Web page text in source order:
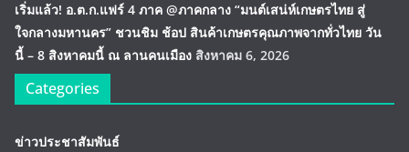
เริ่มแล้ว! อ.ต.ก.แฟร์ 4 ภาค @ภาคกลาง “มนต์เสน่ห์เกษตรไทย สู่
ใจกลางมหานคร” ชวนชิม ช้อป สินค้าเกษตรคุณภาพจากทั่วไทย วัน
นี้ – 8 สิงหาคมนี้ ณ ลานคนเมือง สิงหาคม 6, 2026
Categories
ข่าวประชาสัมพันธ์